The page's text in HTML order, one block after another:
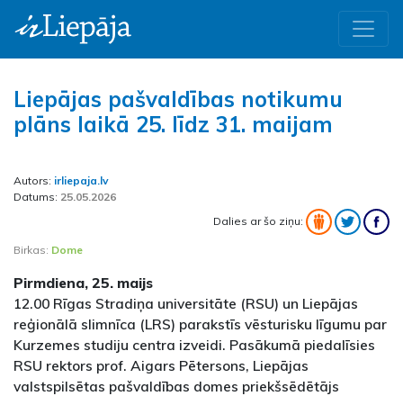
Liepājas pašvaldības notikumu
plāns laikā 25. līdz 31. maijam
Autors: irliepaja.lv
Datums: 25.05.2026
Dalies ar šo ziņu:
Birkas: Dome
Pirmdiena, 25. maijs
12.00 Rīgas Stradiņa universitāte (RSU) un Liepājas
reģionālā slimnīca (LRS) parakstīs vēsturisku līgumu par
Kurzemes studiju centra izveidi. Pasākumā piedalīsies
RSU rektors prof. Aigars Pētersons, Liepājas
valstspilsētas pašvaldības domes priekšsēdētājs